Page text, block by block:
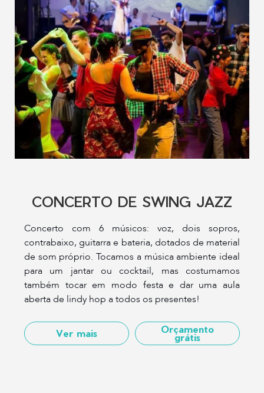
CONCERTO DE SWING JAZZ
Concerto com 6 músicos: voz, dois sopros,
contrabaixo, guitarra e bateria, dotados de material
de som próprio. Tocamos a música ambiente ideal
para um jantar ou cocktail, mas costumamos
também tocar em modo festa e dar uma aula
aberta de lindy hop a todos os presentes!
Ver mais Orçamento
grátis